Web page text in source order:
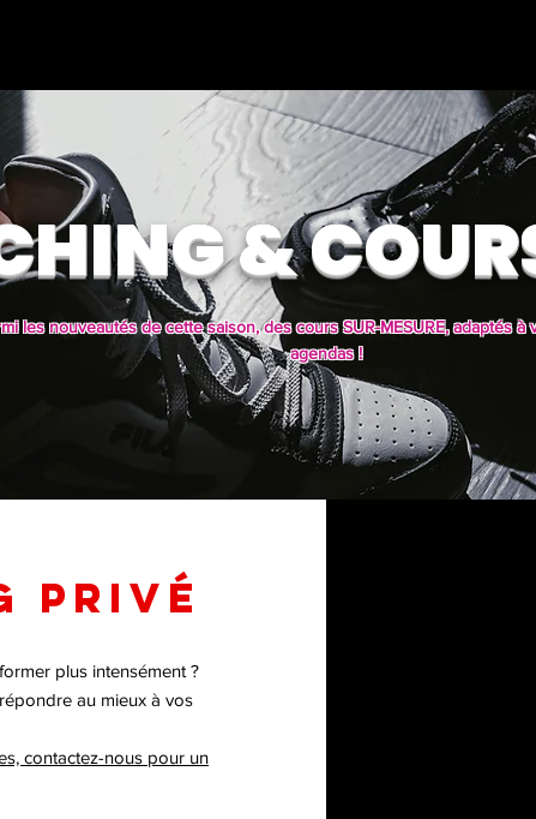
&
les nouveautés de cette saison, des cours SUR-MESURE, adaptés
agendas !
PRIVÉ
plus intensément ?
au mieux à vos
contactez-nous pour un